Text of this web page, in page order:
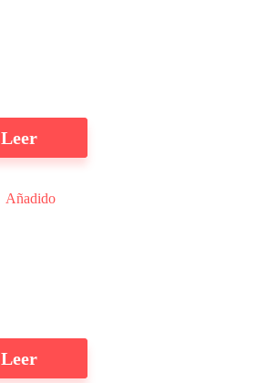
Leer
Añadido
Leer